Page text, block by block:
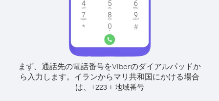
まず、通話先の電話番号をViberのダイアルパッドか
ら入力します。 イランからマリ共和国にかける場合
は、
+223+ 地域番号